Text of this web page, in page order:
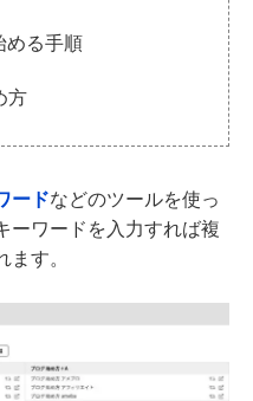
める手順
方
ードなどのツールを使っ
ーワードを入力すれば複
す。